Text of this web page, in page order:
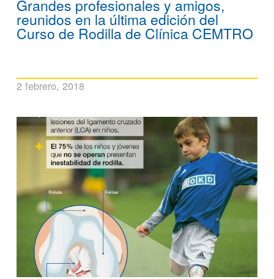
Grandes profesionales y amigos,
reunidos en la última edición del
Curso de Rodilla de Clínica CEMTRO
2 febrero, 2018